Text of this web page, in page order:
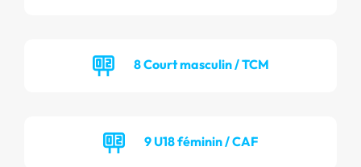
8 Court masculin / TCM
9 U18 féminin / CAF